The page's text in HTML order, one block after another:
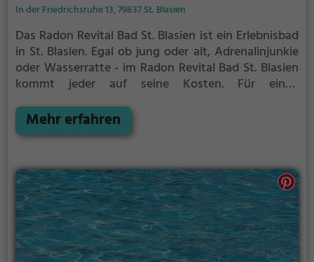
In der Friedrichsruhe 13, 79837 St. Blasien
Das Radon Revital Bad St. Blasien ist ein Erlebnisbad
in St. Blasien. Egal ob jung oder alt, Adrenalinjunkie
oder Wasserratte - im Radon Revital Bad St. Blasien
kommt jeder auf seine Kosten. Für einen
einfach mit Freunden ist das Radon Revital Bad St.
Blasien genau die richtige Adresse.
Mehr erfahren